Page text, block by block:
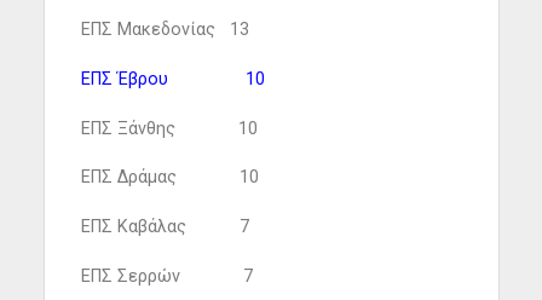
ΕΠΣ Μακεδονίας 13
ΕΠΣ Έβρου 10
ΕΠΣ Ξάνθης 10
ΕΠΣ Δράμας 10
ΕΠΣ Καβάλας 7
ΕΠΣ Σερρών 7